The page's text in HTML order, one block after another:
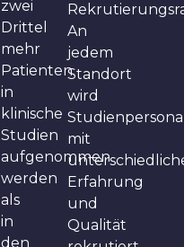
zwei
Drittel
mehr
Patienten
in
klinische
Studien
aufgenommen
werden
als
in
den
An
jedem
Standort
wird
Studienpersonal
mit
Erfahrung
und
Qualität